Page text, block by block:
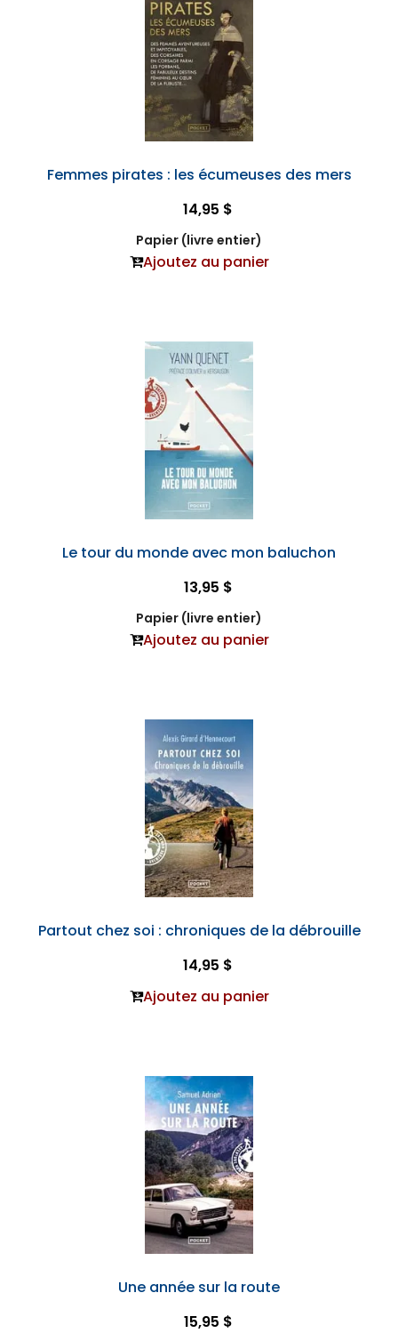
Femmes pirates : les écumeuses des mers
14,95 $
Papier (livre entier)
Ajoutez au panier
Le tour du monde avec mon baluchon
13,95 $
Papier (livre entier)
Ajoutez au panier
Partout chez soi : chroniques de la débrouille
14,95 $
Ajoutez au panier
Une année sur la route
15,95 $